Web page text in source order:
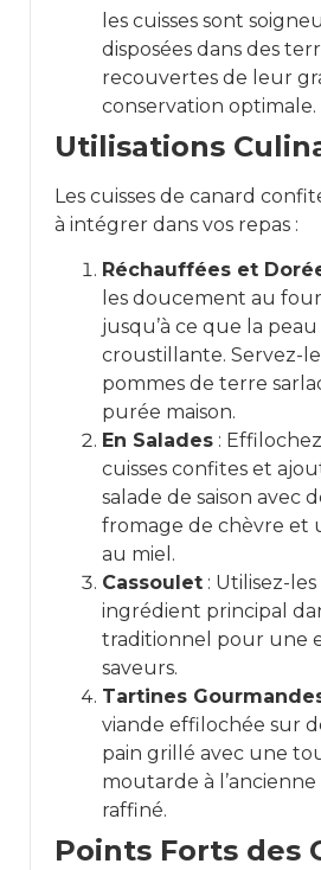
les cuisses sont
disposées dans des
recouvertes de leur
conservation optimale.
Utilisations
Les cuisses de canard
à intégrer dans vos repas :
Réchauffées et
les doucement au
jusqu’à ce que la
croustillante. Servez-
pommes de terre
purée maison.
En Salades :
cuisses confites et
salade de saison avec
fromage de chèvre et
au miel.
Cassoulet : Utilisez-
ingrédient principal
traditionnel pour une
saveurs.
Tartines
viande effilochée sur
pain grillé avec une
moutarde à
raffiné.
Points Forts des